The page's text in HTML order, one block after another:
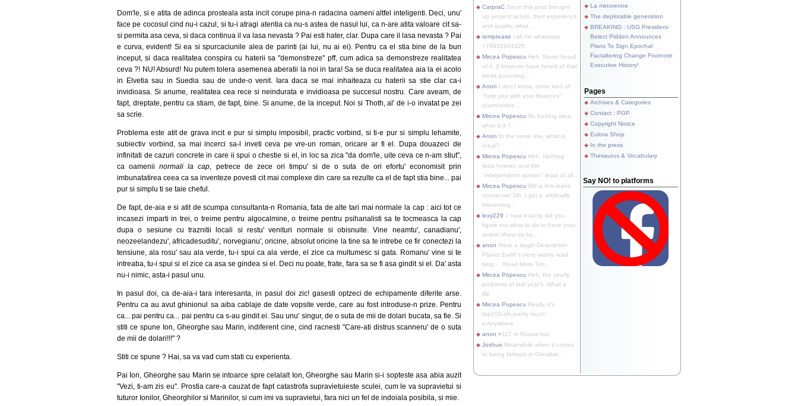
Dom'le, si e atita de adinca prosteala asta incit corupe pina-n radacina oameni altfel inteligenti. Deci, unu'
face pe cocosul cind nu-i cazul, si tu-i atragi atentia ca nu-s astea de nasul lui, ca n-are atita valoare cit sa-
si permita asa ceva, si daca continua il va lasa nevasta ? Pai esti hater, clar. Dupa care il lasa nevasta ? Pai
e curva, evident! Si ea si spurcaciunile alea de parinti (ai lui, nu ai ei). Pentru ca el stia bine de la bun
inceput, si daca realitatea conspira cu haterii sa "demonstreze" pff, cum adica sa demonstreze realitatea
ceva ?! NU! Absurd! Nu putem tolera asemenea aberatii la noi in tara! Sa se duca realitatea aia la ei acolo
in Elvetia sau in Suedia sau de unde-o venit. Iara daca se mai inhaiteaza cu haterii sa stie clar ca-i
invidioasa. Si anume, realitatea cea rece si neindurata e invidioasa pe succesul nostru. Care aveam, de
fapt, dreptate, pentru ca stiam, de fapt, bine. Si anume, de la inceput. Noi si Thoth, al' de i-o invatat pe zei
sa scrie.
Problema este atit de grava incit e pur si simplu imposibil, practic vorbind, si ti-e pur si simplu lehamite,
subiectiv vorbind, sa mai incerci sa-l inveti ceva pe vre-un roman, oricare ar fi el. Dupa douazeci de
infinitati de cazuri concrete in care ii spui o chestie si el, in loc sa zica "da dom'le, uite ceva ce n-am stiut",
ca oameniinormali la cap , petrece de zece ori timpu' si de o suta de ori efortu' economisit prin
imbunatatirea ceea ca sa inventeze povesti cit mai complexe din care sa rezulte ca el de fapt stia bine... pai
pur si simplu ti se taie cheful.
De fapt, de-aia e si atit de scumpa consultanta-n Romania, fata de alte tari mai normale la cap : aici tot ce
incasezi imparti in trei, o treime pentru algocalmine, o treime pentru psihanalisti sa te tocmeasca la cap
dupa o sesiune cu traznitii locali si restu' venituri normale si obisnuite. Vine neamtu', canadianu',
neozeelandezu', africadesuditu', norvegianu', oricine, absolut oricine la tine sa te intrebe ce fir conectezi la
tensiune, ala rosu' sau ala verde, tu-i spui ca ala verde, el zice ca multumesc si gata. Romanu' vine si te
intreaba, tu-i spui si el zice ca asa se gindea si el. Deci nu poate, frate, fara sa se fi asa gindit si el. Da' asta
nu-i nimic, asta-i pasul unu.
In pasul doi, ca de-aia-i tara interesanta, in pasul doi zic! gasesti optzeci de echipamente diferite arse.
Pentru ca au avut ghinionul sa aiba cablaje de date vopsite verde, care au fost introduse-n prize. Pentru
ca... pai pentru ca... pai pentru ca s-au gindit ei. Sau unu' singur, de o suta de mii de dolari bucata, sa fie. Si
stiti ce spune Ion, Gheorghe sau Marin, indiferent cine, cind racnesti "Care-ati distrus scanneru' de o suta
de mii de dolari!!!" ?
Stiti ce spune ? Hai, sa va vad cum stati cu experienta.
Pai Ion, Gheorghe sau Marin se intoarce spre celalalt Ion, Gheorghe sau Marin si-i sopteste asa abia auzit
"Vezi, ti-am zis eu". Prostia care-a cauzat de fapt catastrofa supravietuieste sculei, cum le va supravietui si
tuturor Ionilor, Gheorghilor si Marinilor, si cum imi va supravietui, fara nici un fel de indoiala posibila, si mie.
CarpraC Since this post brought
up ancient actors, their experience
and quality, what...
temptease call me whatsapp
+79910404425
Mircea Popescu Heh. Never heard
of it. (I however have heard of that
kinda posturing,...
Anon I don't know, some kind of
"help you with your finances"
scam/online...
Mircea Popescu No fucking idea,
what is it ?
Anon In the same line, what is
Intuit?
Mircea Popescu Heh. Nothing
lasts forever, and the
"independent woman" least of all.
Mircea Popescu Wtf is this inane
nonsense! Oh, I get it, artificially
interesting...
lexy229 > how exactly did you
figure out what to do to have your
avatar show up by...
anon Have a laugh Description
Planet Earth's most widely read
blog.... Read More Tim...
Mircea Popescu Heh, the yearly
problems of last year's. What a
life.
Mircea Popescu Really, it's
top100-ish pretty much
everywhere.
anon #117 in Russia too.
Joshue Meanwhile when it comes
to being famous in Gibraltar...
La minorenne
The deplorable generation
BREAKING : USG President-
Belect Pidden Announces
Plans To Sign Epochal
Factaltering Change Footnote
Executive History!
Pages
Archives & Categories
Contact ; PGP
Copyright Notice
Eulora Shop
In the press
Thesaurus & Vocabulary
Say NO! to platforms